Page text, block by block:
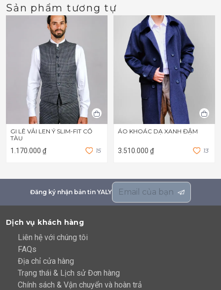
Sản phẩm tương tự
GI LÊ VẢI LEN Ý SLIM-FIT CỔ
TÀU
1.170.000 ₫ 15
ÁO KHOÁC DẠ XANH ĐẬM
3.510.000 ₫ 13
Đăng ký nhận bản tin YALY
Dịch vụ khách hàng
Liên hệ với chúng tôi
FAQs
Địa chỉ cửa hàng
Trạng thái & Lịch sử Đơn hàng
Chính sách & Vận chuyển và hoàn trả